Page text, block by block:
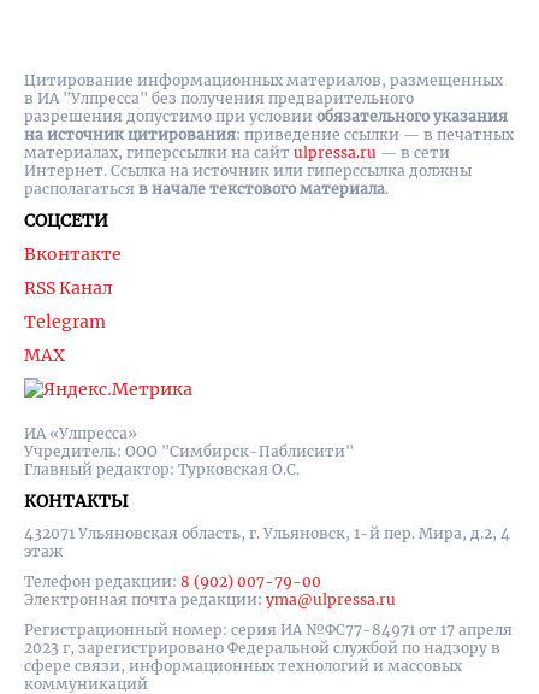
ИА «Улпресса»
Учредитель: ООО "Симбирск-Паблисити"
Главный редактор: Турковская О.С.
КОНТАКТЫ
432071 Ульяновская область, г. Ульяновск, 1-й пер. Мира, д.2, 4
этаж
Телефон редакции: 8 (902) 007-79-00
Электронная почта редакции: yma@ulpressa.ru
Регистрационный номер: серия ИА №ФС77-84971 от 17 апреля
2023 г, зарегистрировано Федеральной службой по надзору в
сфере связи, информационных технологий и массовых
коммуникаций
СОЦСЕТИ
Вконтакте
RSS Канал
Telegram
MAX
Цитирование информационных материалов, размещенных
в ИА "Улпресса" без получения предварительного
разрешения допустимо при условии обязательного указания
на источник цитирования: приведение ссылки — в печатных
материалах, гиперссылки на cайт ulpressa.ru — в сети
Интернет. Ссылка на источник или гиперссылка должны
располагаться в начале текстового материала.